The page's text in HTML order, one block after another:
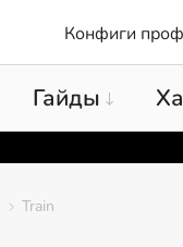
Конфиги
Гайды
Train